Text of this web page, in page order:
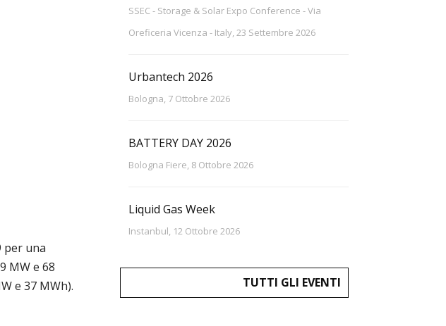
per una
MW e 68
e 37 MWh).
SSEC - Storage & Solar Expo Conference - Via
Oreficeria Vicenza - Italy, 23 Settembre 2026
Urbantech 2026
Bologna, 7 Ottobre 2026
BATTERY DAY 2026
Bologna Fiere, 8 Ottobre 2026
Liquid Gas Week
Instanbul, 12 Ottobre 2026
TUTTI GLI EVENTI